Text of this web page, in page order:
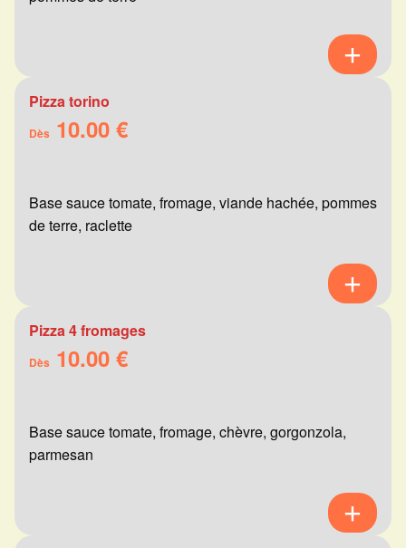
Pizza torino
Dès 10.00 €
Base sauce tomate, fromage, viande hachée, pommes
de terre, raclette
Pizza 4 fromages
Dès 10.00 €
Base sauce tomate, fromage, chèvre, gorgonzola,
parmesan